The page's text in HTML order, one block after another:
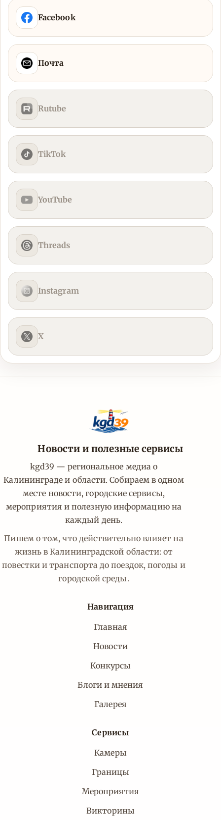
Facebook
Почта
Rutube
TikTok
YouTube
Threads
Instagram
X
Новости и полезные сервисы
kgd39 — региональное медиа о
Калининграде и области. Собираем в одном
месте новости, городские сервисы,
мероприятия и полезную информацию на
каждый день.
Пишем о том, что действительно влияет на
жизнь в Калининградской области: от
повестки и транспорта до поездок, погоды и
городской среды.
Навигация
Главная
Новости
Конкурсы
Блоги и мнения
Галерея
Сервисы
Камеры
Границы
Мероприятия
Викторины